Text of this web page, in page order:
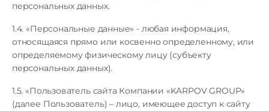
персональных данных.
1.4. «Персональные данные» - любая информация,
относящаяся прямо или косвенно определенному, или
определяемому физическому лицу (субъекту
персональных данных).
1.5. «Пользователь сайта Компании «KARPOV GROUP»
(далее Пользователь) – лицо, имеющее доступ к сайту